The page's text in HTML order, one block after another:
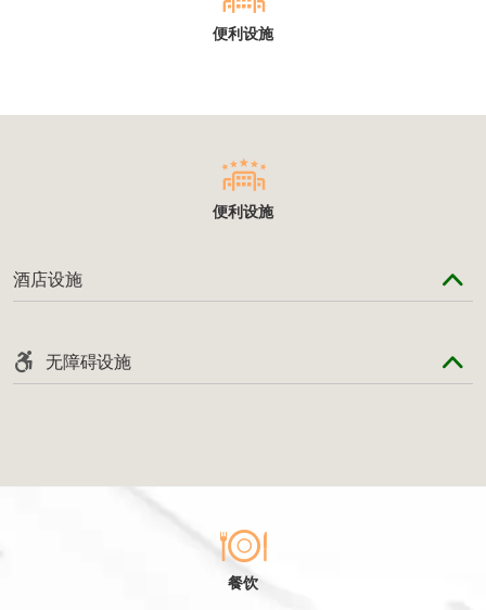
便利设施
便利设施
酒店设施
无障碍设施
餐饮